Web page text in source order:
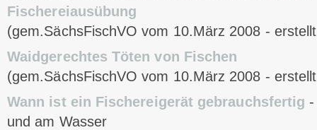
Fischereiausübung
(gem.SächsFischVO vom 10.März 2008 -
Waidgerechtes Töten von Fischen
(gem.SächsFischVO vom 10.März 2008 -
Wann ist ein Fischereigerät gebrauchsfertig
und am Wasser